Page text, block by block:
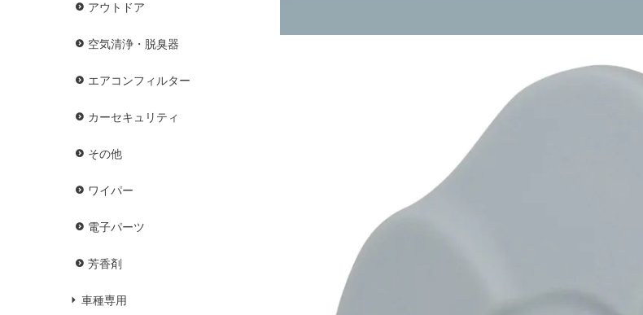
アウトドア
空気清浄・脱臭器
エアコンフィルター
カーセキュリティ
その他
ワイパー
電子パーツ
芳香剤
車種専用